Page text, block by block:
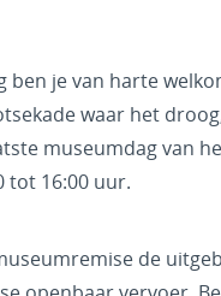
ben je van harte
waar het
museumdag van
tot 16:00 uur.
de